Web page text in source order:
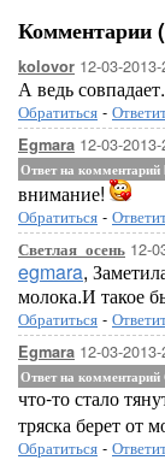
Комментарии
kolovor 12-03-
А ведь
Обратиться -
Egmara 12-03-
Ответ на
внимание!
Обратиться -
Светлая_осень 12-
egmara,
молока.И такое
Обратиться -
Egmara 12-03-
Ответ на комментарий
что-то стало
тряска берет от
Обратиться -